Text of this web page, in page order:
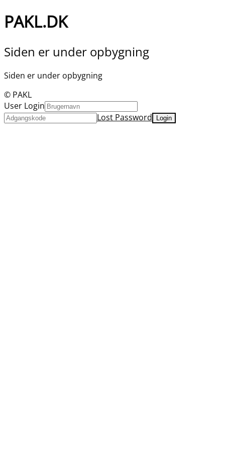
PAKL.DK
Siden er under opbygning
Siden er under opbygning
© PAKL
User Login
Lost Password